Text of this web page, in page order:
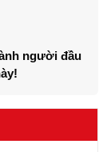
người đầu